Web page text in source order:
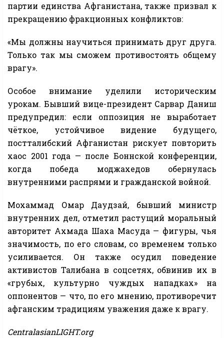
партии единства Афганистана, также призвал к
прекращению фракционных конфликтов:
«Мы должны научиться принимать друг друга.
Только так мы сможем противостоять общему
врагу».
Особое внимание уделили историческим
урокам. Бывший вице-президент Сарвар Даниш
предупредил: если оппозиция не выработает
чёткое, устойчивое видение будущего,
постталибский Афганистан рискует повторить
хаос 2001 года — после Боннской конференции,
когда победа моджахедов обернулась
внутренними распрями и гражданской войной.
Мохаммад Омар Даудзай, бывший министр
внутренних дел, отметил растущий моральный
авторитет Ахмада Шаха Масуда — фигуры, чья
значимость, по его словам, со временем только
усиливается. Он также осудил поведение
активистов Талибана в соцсетях, обвинив их в
«грубых, культурно чуждых нападках» на
оппонентов — что, по его мнению, противоречит
афганским традициям уважения даже к врагу.
CentralasianLIGHT.org